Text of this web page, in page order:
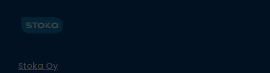
Stoka Oy